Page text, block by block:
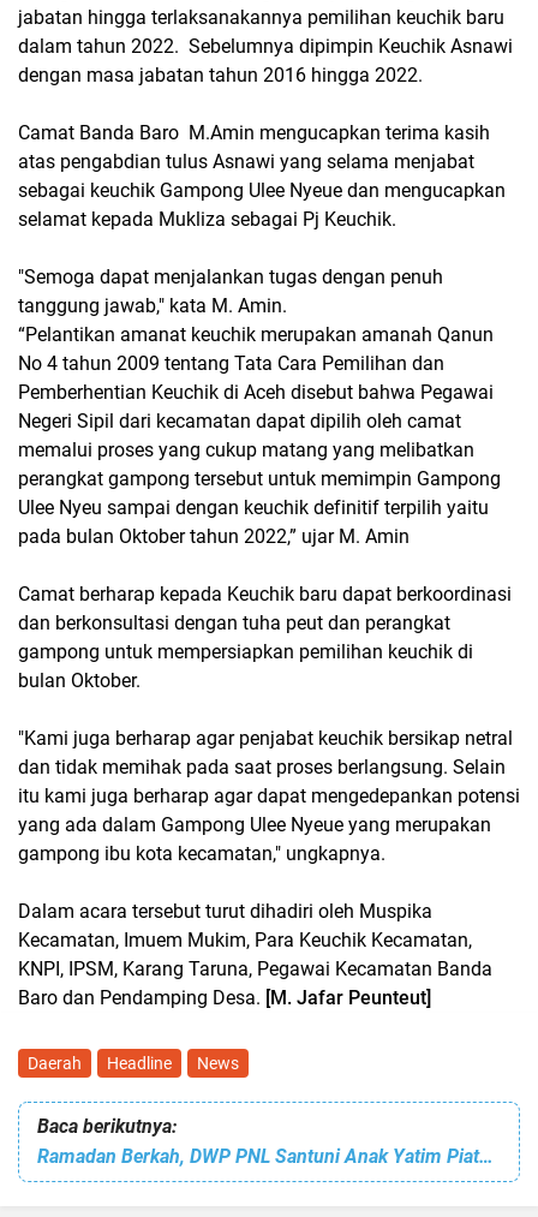
jabatan hingga terlaksanakannya pemilihan keuchik baru
dalam tahun 2022. Sebelumnya dipimpin Keuchik Asnawi
dengan masa jabatan tahun 2016 hingga 2022.
Camat Banda Baro M.Amin mengucapkan terima kasih
atas pengabdian tulus Asnawi yang selama menjabat
sebagai keuchik Gampong Ulee Nyeue dan mengucapkan
selamat kepada Mukliza sebagai Pj Keuchik.
"Semoga dapat menjalankan tugas dengan penuh
tanggung jawab," kata M. Amin.
“Pelantikan amanat keuchik merupakan amanah Qanun
No 4 tahun 2009 tentang Tata Cara Pemilihan dan
Pemberhentian Keuchik di Aceh disebut bahwa Pegawai
Negeri Sipil dari kecamatan dapat dipilih oleh camat
memalui proses yang cukup matang yang melibatkan
perangkat gampong tersebut untuk memimpin Gampong
Ulee Nyeu sampai dengan keuchik definitif terpilih yaitu
pada bulan Oktober tahun 2022,” ujar M. Amin
Camat berharap kepada Keuchik baru dapat berkoordinasi
dan berkonsultasi dengan tuha peut dan perangkat
gampong untuk mempersiapkan pemilihan keuchik di
bulan Oktober.
"Kami juga berharap agar penjabat keuchik bersikap netral
dan tidak memihak pada saat proses berlangsung. Selain
itu kami juga berharap agar dapat mengedepankan potensi
yang ada dalam Gampong Ulee Nyeue yang merupakan
gampong ibu kota kecamatan," ungkapnya.
Dalam acara tersebut turut dihadiri oleh Muspika
Kecamatan, Imuem Mukim, Para Keuchik Kecamatan,
KNPI, IPSM, Karang Taruna, Pegawai Kecamatan Banda
Baro dan Pendamping Desa. [M. Jafar Peunteut]
Daerah Headline News
Baca berikutnya:
Ramadan Berkah, DWP PNL Santuni Anak Yatim Piatu, Fakir Miskin dan Fiisabilllah